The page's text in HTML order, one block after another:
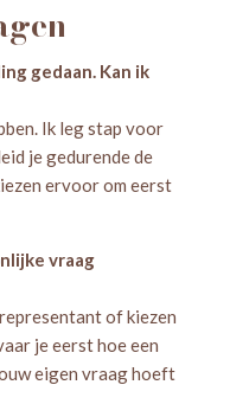
gedaan. Kan ik
Ik leg stap voor
je gedurende de
ervoor om eerst
vraag
of kiezen
je eerst hoe een
eigen vraag hoeft